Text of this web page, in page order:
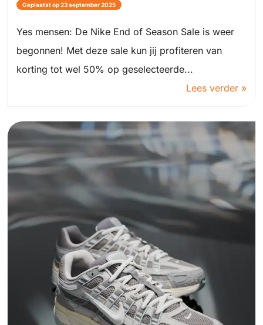
Geplaatst op 23 september 2025
Yes mensen: De Nike End of Season Sale is weer
begonnen! Met deze sale kun jij profiteren van
korting tot wel 50% op geselecteerde...
Lees verder »